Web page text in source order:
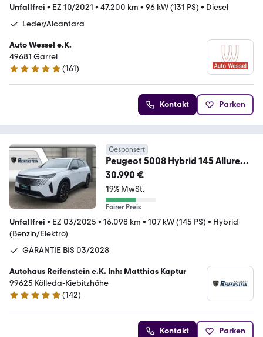
Unfallfrei • EZ 10/2021 • 47.200 km • 96 kW (131 PS) • Diesel
Leder/Alcantara
Auto Wessel e.K.
49681 Garrel
4.9 Sterne
(161)
Kontakt Parken
Gesponsert
Peugeot 5008 Hybrid 145 Allure
360°K SHZ WINTER-P. NAVI
30.990 €
19% MwSt.
Fairer Preis
Unfallfrei • EZ 03/2025 • 16.098 km • 107 kW (145 PS) • Hybrid
(Benzin/Elektro)
GARANTIE BIS 03/2028
Autohaus Reifenstein e.K. Inh: Matthias Kaptur
99625 Kölleda-Kiebitzhöhe
5 Sterne
(142)
Kontakt Parken